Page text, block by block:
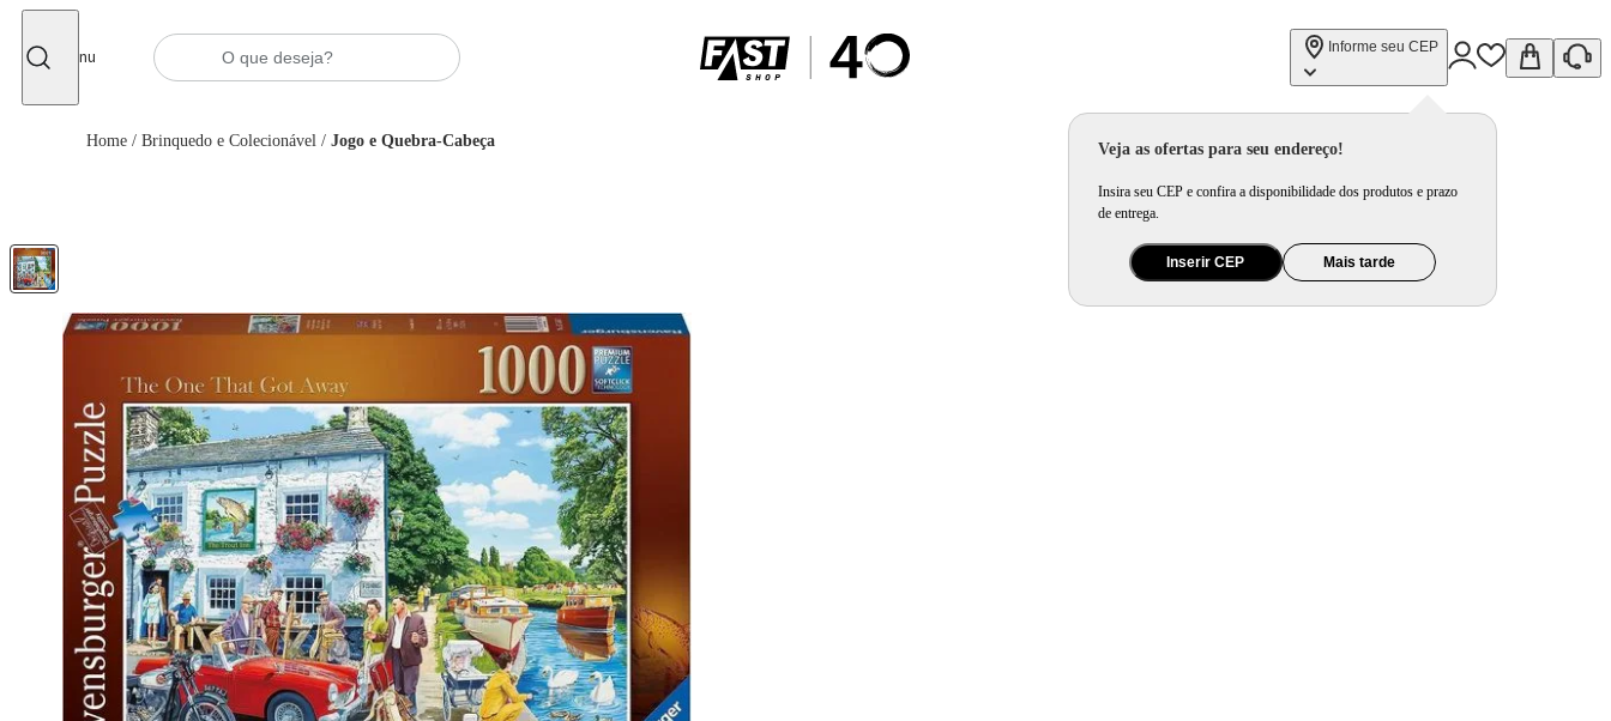
Menu
Informe seu CEP
Veja as ofertas para seu endereço!
Insira seu CEP e confira a disponibilidade dos produtos e prazo
de entrega.
Inserir CEP Mais tarde
Home / Brinquedo e Colecionável / Jogo e Quebra-Cabeça